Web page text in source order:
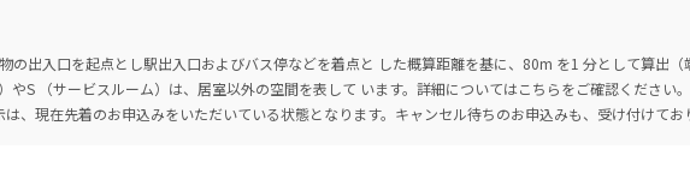
の出入口を起点とし駅出入口およびバス停などを着点と した概算距離を基に、80m を1 分として算出（
やS （サービスルーム）は、居室以外の空間を表して います。詳細についてはこちらをご確認ください。
は、現在先着のお申込みをいただいている状態となります。キャンセル待ちのお申込みも、受け付けてお